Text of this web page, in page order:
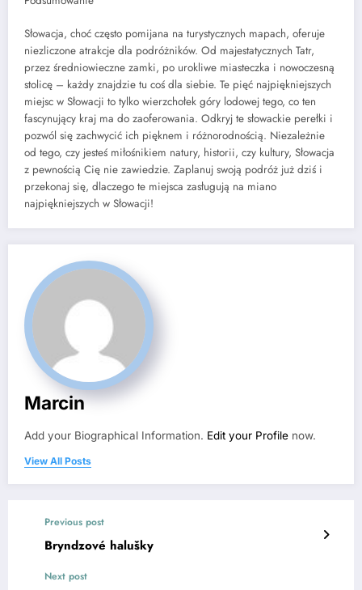
Słowacja, choć często pomijana na turystycznych mapach, oferuje
niezliczone atrakcje dla podróżników. Od majestatycznych Tatr,
przez średniowieczne zamki, po urokliwe miasteczka i nowoczesną
stolicę – każdy znajdzie tu coś dla siebie. Te pięć najpiękniejszych
miejsc w Słowacji to tylko wierzchołek góry lodowej tego, co ten
fascynujący kraj ma do zaoferowania. Odkryj te słowackie perełki i
pozwól się zachwycić ich pięknem i różnorodnością. Niezależnie
od tego, czy jesteś miłośnikiem natury, historii, czy kultury, Słowacja
z pewnością Cię nie zawiedzie. Zaplanuj swoją podróż już dziś i
przekonaj się, dlaczego te miejsca zasługują na miano
najpiękniejszych w Słowacji!
Marcin
Add your Biographical Information. Edit your Profile now.
View All Posts
Previous post
Bryndzové halušky
Next post